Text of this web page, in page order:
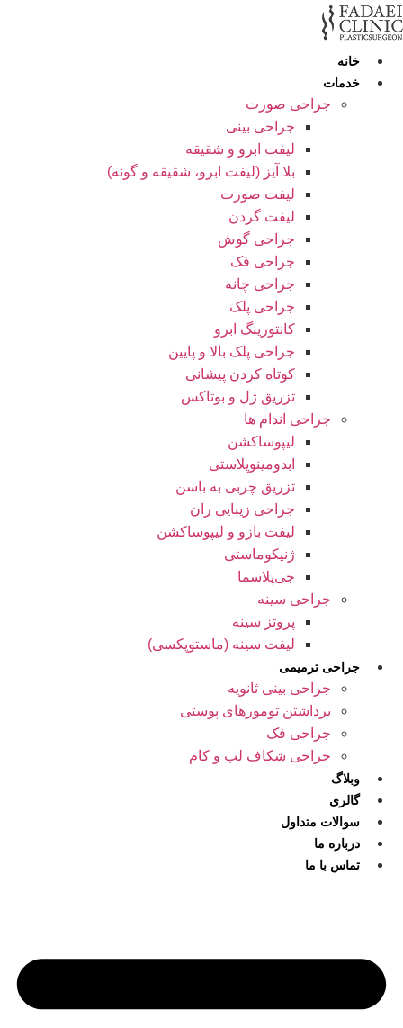
خانه
خدمات
جراحی صورت
جراحی بینی
لیفت ابرو و شقیقه
بلا آیز (لیفت ابرو، شقیقه و گونه)
لیفت صورت
لیفت گردن
جراحی گوش
جراحی فک
جراحی چانه
جراحی پلک
کانتورینگ ابرو
جراحی پلک بالا و پایین
کوتاه کردن پیشانی
تزریق ژل و بوتاکس
جراحی اندام ها
لیپوساکشن
ابدومینوپلاستی
تزریق چربی به باسن
جراحی زیبایی ران
لیفت بازو و لیپوساکشن
ژنیکوماستی
جی‌پلاسما
جراحی سینه
پروتز سینه
لیفت سینه (ماستوپکسی)
جراحی ترمیمی
جراحی بینی ثانویه
برداشتن تومورهای پوستی
جراحی فک
جراحی شکاف لب و کام
وبلاگ
گالری
سوالات متداول
درباره ما
تماس با ما